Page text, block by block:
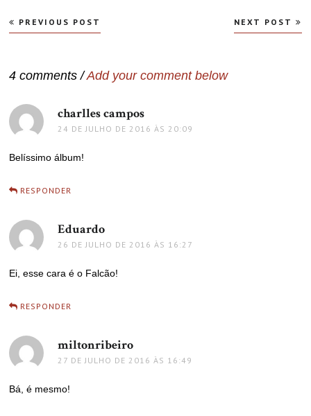
Navegação
de
PREVIOUS POST NEXT POST
4 comments /Add your comment below
charlles campos
24 DE JULHO DE 2016 ÀS 20:09
Belíssimo álbum!
RESPONDER
Eduardo
26 DE JULHO DE 2016 ÀS 16:27
Ei, esse cara é o Falcão!
RESPONDER
miltonribeiro
27 DE JULHO DE 2016 ÀS 16:49
Bá, é mesmo!